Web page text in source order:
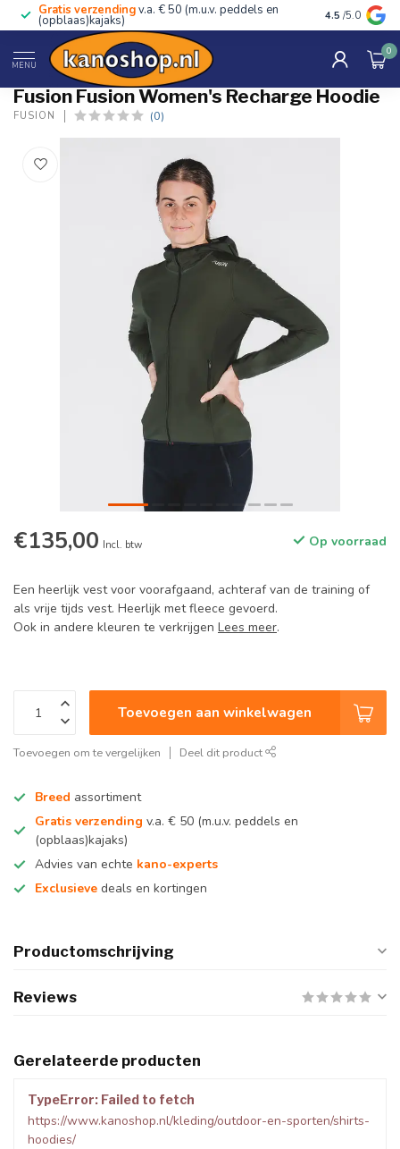
Gratis verzendingv.a. € 50 (m.u.v. peddels en
(opblaas)kajaks) Advies van
4.5 /5.0
MENU
0
Home / Fusion Women's Recharge Hoodie
Fusion Fusion Women's Recharge Hoodie
FUSION (0)
€135,00 Incl. btw Op voorraad
Een heerlijk vest voor voorafgaand, achteraf van de training of
als vrije tijds vest. Heerlijk met fleece gevoerd.
Ook in andere kleuren te verkrijgen Lees meer.
Toevoegen aan winkelwagen
Toevoegen om te vergelijken Deel dit product
Breed assortiment
Gratis verzending v.a. € 50 (m.u.v. peddels en
(opblaas)kajaks)
Advies van echte kano-experts
Exclusieve deals en kortingen
Productomschrijving
Reviews
Gerelateerde producten
TypeError: Failed to fetch
https://www.kanoshop.nl/kleding/outdoor-en-sporten/shirts-
hoodies/